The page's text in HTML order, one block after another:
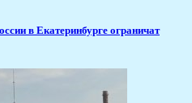
в Екатеринбурге ограничат